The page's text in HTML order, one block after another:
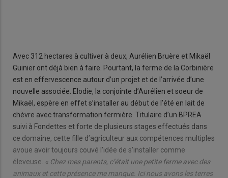
Avec 312 hectares à cultiver à deux, Aurélien Bruère et Mikaël
Guinier ont déjà bien à faire. Pourtant, la ferme de la Corbinière
est en effervescence autour d’un projet et de l’arrivée d’une
nouvelle associée. Elodie, la conjointe d’Aurélien et soeur de
Mikaël, espère en effet s’installer au début de l’été en lait de
chèvre avec transformation fermière. Titulaire d’un BPREA
suivi à Fondettes et forte de plusieurs stages effectués dans
ce domaine, cette fille d’agriculteur aux compétences multiples
avoue avoir toujours couvé l’idée de s’installer comme
éleveuse. « Chez mes parents, c’était une petite ferme avec des
animaux et cette présence me manque. Ici nous avons les terres